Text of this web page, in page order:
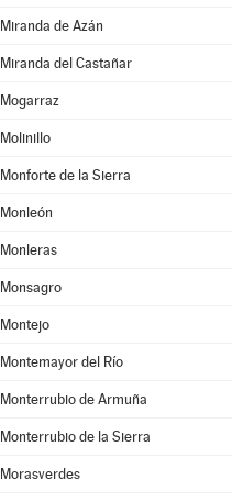
Miranda de Azán
Miranda del Castañar
Mogarraz
Molinillo
Monforte de la Sierra
Monleón
Monleras
Monsagro
Montejo
Montemayor del Río
Monterrubio de Armuña
Monterrubio de la Sierra
Morasverdes